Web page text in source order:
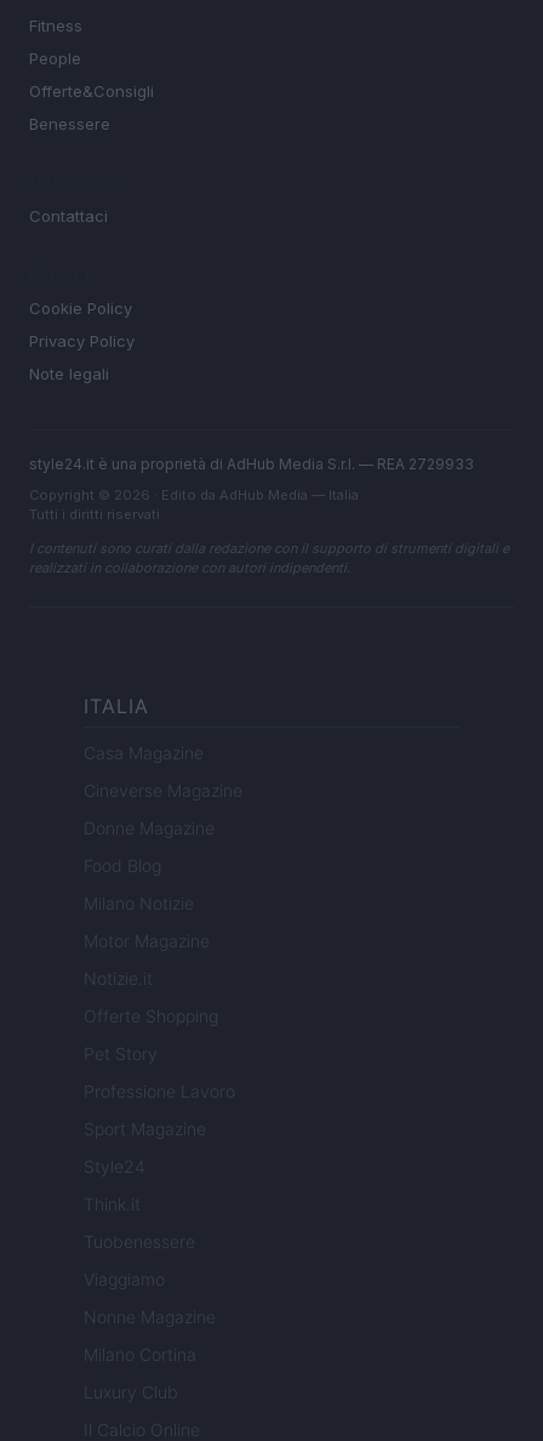
Fitness
People
Offerte&Consigli
Benessere
Contattaci
Cookie Policy
Privacy Policy
Note legali
style24.it è una proprietà di AdHub Media S.r.l. — REA 2729933
Copyright © 2026 · Edito da AdHub Media — Italia
Tutti i diritti riservati
I contenuti sono curati dalla redazione con il supporto di strumenti digitali e
realizzati in collaborazione con autori indipendenti.
ITALIA
Casa Magazine
Cineverse Magazine
Donne Magazine
Food Blog
Milano Notizie
Motor Magazine
Notizie.it
Offerte Shopping
Pet Story
Professione Lavoro
Sport Magazine
Style24
Think.it
Tuobenessere
Viaggiamo
Nonne Magazine
Milano Cortina
Luxury Club
Il Calcio Online